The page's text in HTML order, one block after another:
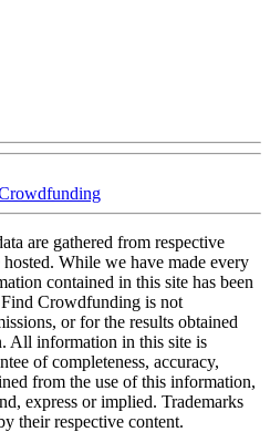
are gathered from respective
While we have made every
contained in this site has been
Crowdfunding is not
or for the results obtained
All information in this site is
of completeness, accuracy,
from the use of this information,
express or implied. Trademarks
their respective content.